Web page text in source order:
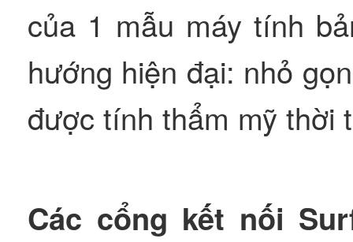
của 1 mẫu máy tính
hướng hiện đại: nhỏ
được tính thẩm mỹ thời
Các cổng kết nối